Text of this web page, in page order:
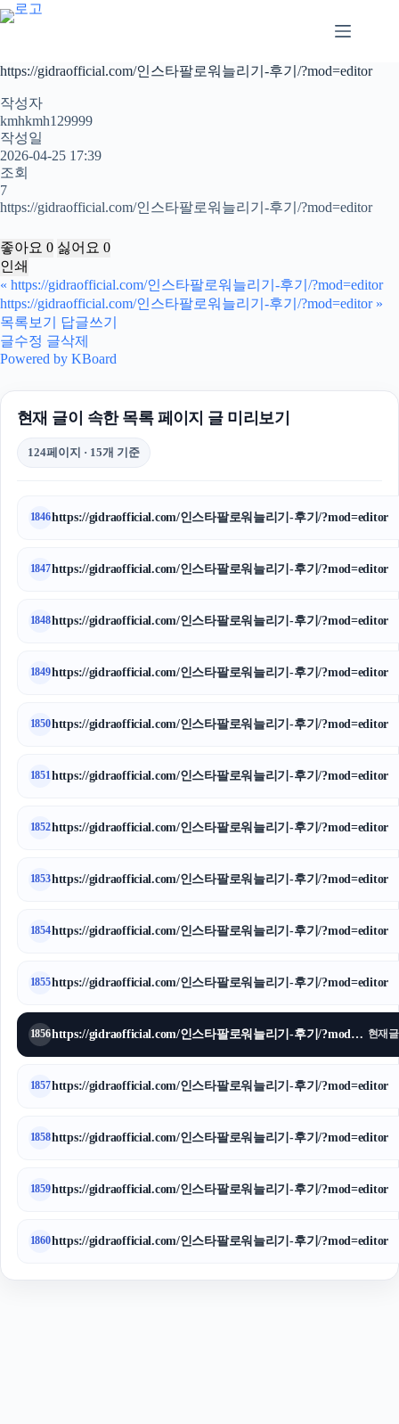
본
문
로
너
뛰
기
https://gidraofficial.com/인스타팔로워늘리기-후기/?mod=editor
작성자
kmhkmh129999
작성일
2026-04-25 17:39
조회
7
https://gidraofficial.com/인스타팔로워늘리기-후기/?mod=editor
좋아요 0 싫어요 0
인쇄
« https://gidraofficial.com/인스타팔로워늘리기-후기/?mod=editor
https://gidraofficial.com/인스타팔로워늘리기-후기/?mod=editor »
목록보기
답글쓰기
글수정 글삭제
Powered by KBoard
현재 글이 속한 목록 페이지 글 미리보기
124페이지 · 15개 기준
1846https://gidraofficial.com/인스타팔로워늘리기-후기/?mod=editor
1847https://gidraofficial.com/인스타팔로워늘리기-후기/?mod=editor
1848https://gidraofficial.com/인스타팔로워늘리기-후기/?mod=editor
1849https://gidraofficial.com/인스타팔로워늘리기-후기/?mod=editor
1850https://gidraofficial.com/인스타팔로워늘리기-후기/?mod=editor
1851https://gidraofficial.com/인스타팔로워늘리기-후기/?mod=editor
1852https://gidraofficial.com/인스타팔로워늘리기-후기/?mod=editor
1853https://gidraofficial.com/인스타팔로워늘리기-후기/?mod=editor
1854https://gidraofficial.com/인스타팔로워늘리기-후기/?mod=editor
1855https://gidraofficial.com/인스타팔로워늘리기-후기/?mod=editor
1856 https://gidraofficial.com/인스타팔로워늘리기-후기/?mod=editor 현재글
1857https://gidraofficial.com/인스타팔로워늘리기-후기/?mod=editor
1858https://gidraofficial.com/인스타팔로워늘리기-후기/?mod=editor
1859https://gidraofficial.com/인스타팔로워늘리기-후기/?mod=editor
1860https://gidraofficial.com/인스타팔로워늘리기-후기/?mod=editor